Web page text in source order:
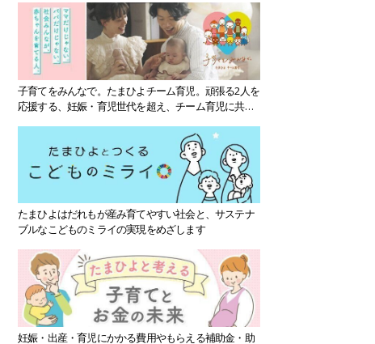
子育てをみんなで。たまひよチーム育児。頑張る2人を
応援する、妊娠・育児世代を超え、チーム育児に共感
たまひよはだれもが産み育てやすい社会と、サステナ
ブルなこどものミライの実現をめざします
妊娠・出産・育児にかかる費用やもらえる補助金・助